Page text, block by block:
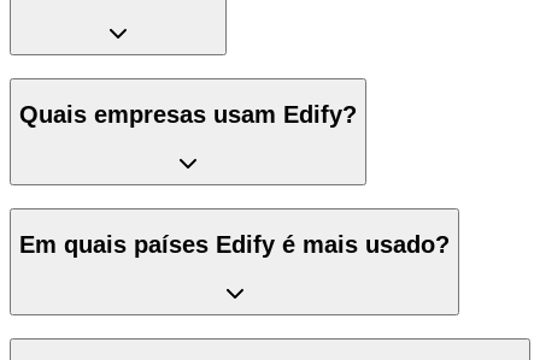
Quais empresas usam Edify?
Em quais países Edify é mais usado?